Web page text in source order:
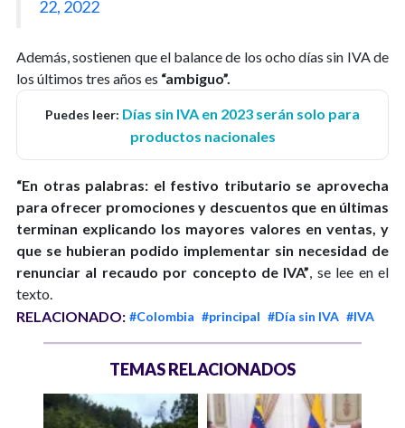
22, 2022
Además, sostienen que el balance de los ocho días sin IVA de
los últimos tres años es “ambiguo”.
Puedes leer: Días sin IVA en 2023 serán solo para
productos nacionales
“En otras palabras: el festivo tributario se aprovecha
para ofrecer promociones y descuentos que en últimas
terminan explicando los mayores valores en ventas, y
que se hubieran podido implementar sin necesidad de
renunciar al recaudo por concepto de IVA”, se lee en el
texto.
RELACIONADO: #Colombia #principal #Día sin IVA #IVA
TEMAS RELACIONADOS